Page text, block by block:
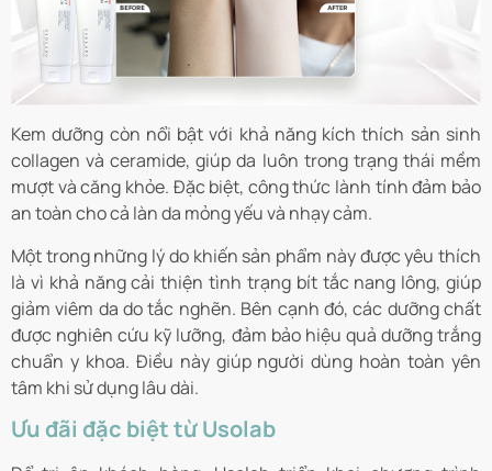
Kem dưỡng còn nổi bật với khả năng kích thích sản sinh
collagen và ceramide, giúp da luôn trong trạng thái mềm
mượt và căng khỏe. Đặc biệt, công thức lành tính đảm bảo
an toàn cho cả làn da mỏng yếu và nhạy cảm.
Một trong những lý do khiến sản phẩm này được yêu thích
là vì khả năng cải thiện tình trạng bít tắc nang lông, giúp
giảm viêm da do tắc nghẽn. Bên cạnh đó, các dưỡng chất
được nghiên cứu kỹ lưỡng, đảm bảo hiệu quả dưỡng trắng
chuẩn y khoa. Điều này giúp người dùng hoàn toàn yên
tâm khi sử dụng lâu dài.
Ưu đãi đặc biệt từ Usolab